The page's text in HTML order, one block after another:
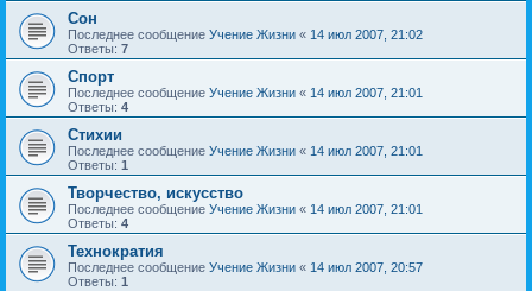
Сон
Последнее сообщение Учение Жизни « 14 июл 2007, 21:02
Ответы: 7
Спорт
Последнее сообщение Учение Жизни « 14 июл 2007, 21:01
Ответы: 4
Стихии
Последнее сообщение Учение Жизни « 14 июл 2007, 21:01
Ответы: 1
Творчество, искусство
Последнее сообщение Учение Жизни « 14 июл 2007, 21:01
Ответы: 4
Технократия
Последнее сообщение Учение Жизни « 14 июл 2007, 20:57
Ответы: 1